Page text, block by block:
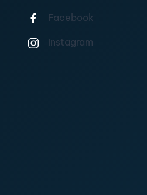
Facebook
Instagram